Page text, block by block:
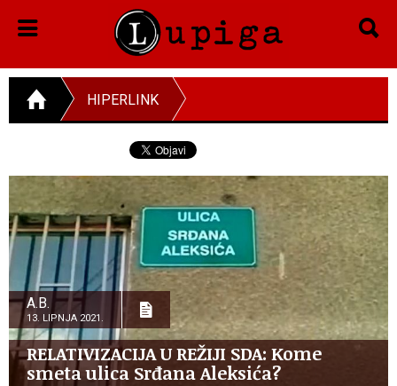
HIPERLINK
A.B.
13. LIPNJA 2021.
RELATIVIZACIJA U REŽIJI SDA: Kome
smeta ulica Srđana Aleksića?